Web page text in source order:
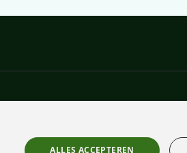
ALLES ACCEPTEREN